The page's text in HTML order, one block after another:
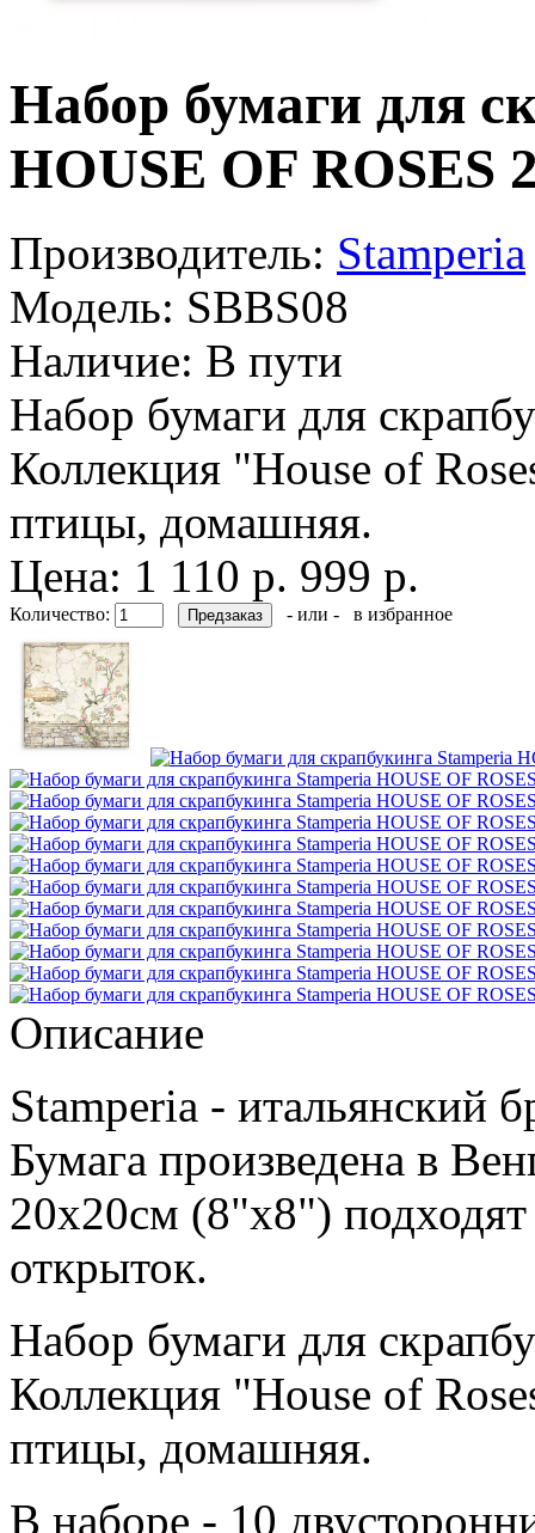
Набор бумаги для
HOUSE OF ROSES
Производитель: Stamperia
Модель: SBBS08
Наличие: В пути
Набор бумаги для
Коллекция "House of
птицы, домашняя.
Цена: 1 110 р. 999 р.
Количество: - или - в избранное
Описание
Stamperia - итальянский
Бумага произведена в
20х20см (8"x8")
открыток.
Набор бумаги для
Коллекция "House of
птицы, домашняя.
В наборе - 10